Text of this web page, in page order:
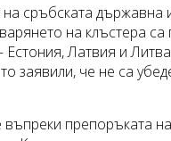
сръбската държавна
на клъстера
Естония, Латвия и
заявили, че не са
препоръката